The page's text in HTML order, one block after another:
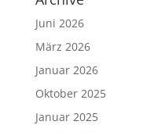
Juni 2026
März 2026
Januar 2026
Oktober 2025
Januar 2025